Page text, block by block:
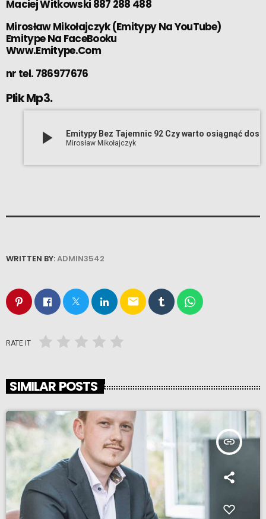
Maciej Witkowski 887 288 488
Mirosław Mikołajczyk(Emitypy Na YouTube)
Emitype Na FaceBooku
Www.Emitype.Com
nr tel. 786977676
Plik Mp3.
play_arrow Mirosław Mikołajczyk
WRITTEN BY:ADMIN3542
email
RATE IT
SIMILAR POSTS
insert_link